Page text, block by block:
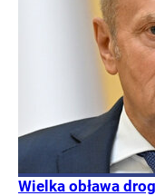
Wielka obława